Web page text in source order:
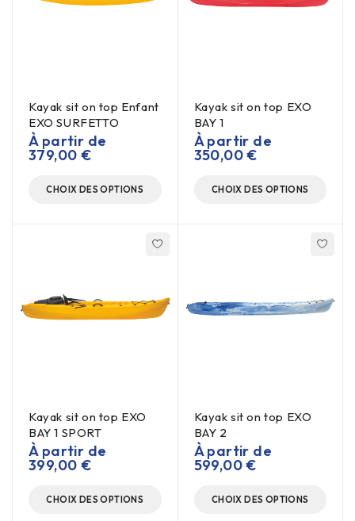
Kayak sit on top Enfant
EXO SURFETTO
À partir de
379,00 €
CHOIX DES OPTIONS
Kayak sit on top EXO
BAY 1
À partir de
350,00€
CHOIX DES OPTIONS
Kayak sit on top EXO
BAY 1 SPORT
À partir de
399,00 €
CHOIX DES OPTIONS
Kayak sit on top EXO
BAY 2
À partir de
599,00€
CHOIX DES OPTIONS